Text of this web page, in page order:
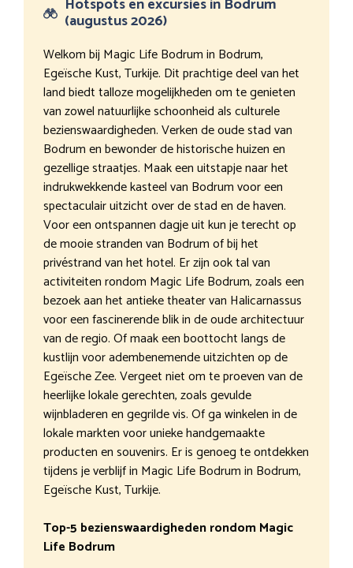
(augustus 2026)
Welkom bij Magic Life Bodrum in Bodrum,
Egeïsche Kust, Turkije. Dit prachtige deel van het
land biedt talloze mogelijkheden om te genieten
van zowel natuurlijke schoonheid als culturele
bezienswaardigheden. Verken de oude stad van
Bodrum en bewonder de historische huizen en
gezellige straatjes. Maak een uitstapje naar het
indrukwekkende kasteel van Bodrum voor een
spectaculair uitzicht over de stad en de haven.
Voor een ontspannen dagje uit kun je terecht op
de mooie stranden van Bodrum of bij het
privéstrand van het hotel. Er zijn ook tal van
activiteiten rondom Magic Life Bodrum, zoals een
bezoek aan het antieke theater van Halicarnassus
voor een fascinerende blik in de oude architectuur
van de regio. Of maak een boottocht langs de
kustlijn voor adembenemende uitzichten op de
Egeïsche Zee. Vergeet niet om te proeven van de
heerlijke lokale gerechten, zoals gevulde
wijnbladeren en gegrilde vis. Of ga winkelen in de
lokale markten voor unieke handgemaakte
producten en souvenirs. Er is genoeg te ontdekken
tijdens je verblijf in Magic Life Bodrum in Bodrum,
Egeïsche Kust, Turkije.
Top-5 bezienswaardigheden rondom Magic
Life Bodrum